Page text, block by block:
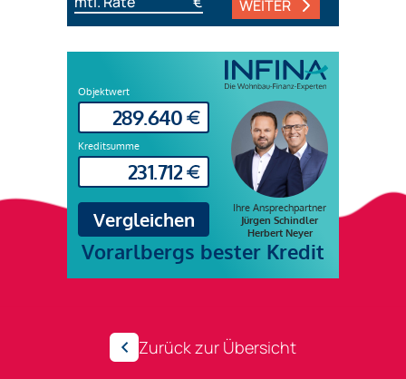
WEITER
Zurück zur Übersicht